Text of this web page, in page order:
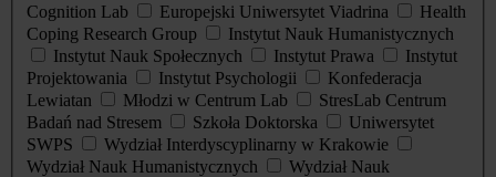
Cognition Lab
Europejski Uniwersytet Viadrina
Health
Coping Research Group
Instytut Nauk Humanistycznych
Instytut Nauk Społecznych
Instytut Prawa
Instytut
Projektowania
Instytut Psychologii
Konfederacja
Lewiatan
Młodzi w Centrum Lab
StresLab Centrum
Badań nad Stresem
Szkoła Doktorska
Uniwersytet
SWPS
Wydział Interdyscyplinarny w Krakowie
Wydział Nauk Humanistycznych
Wydział Nauk